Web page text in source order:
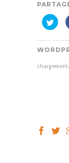
pour
sur
dans